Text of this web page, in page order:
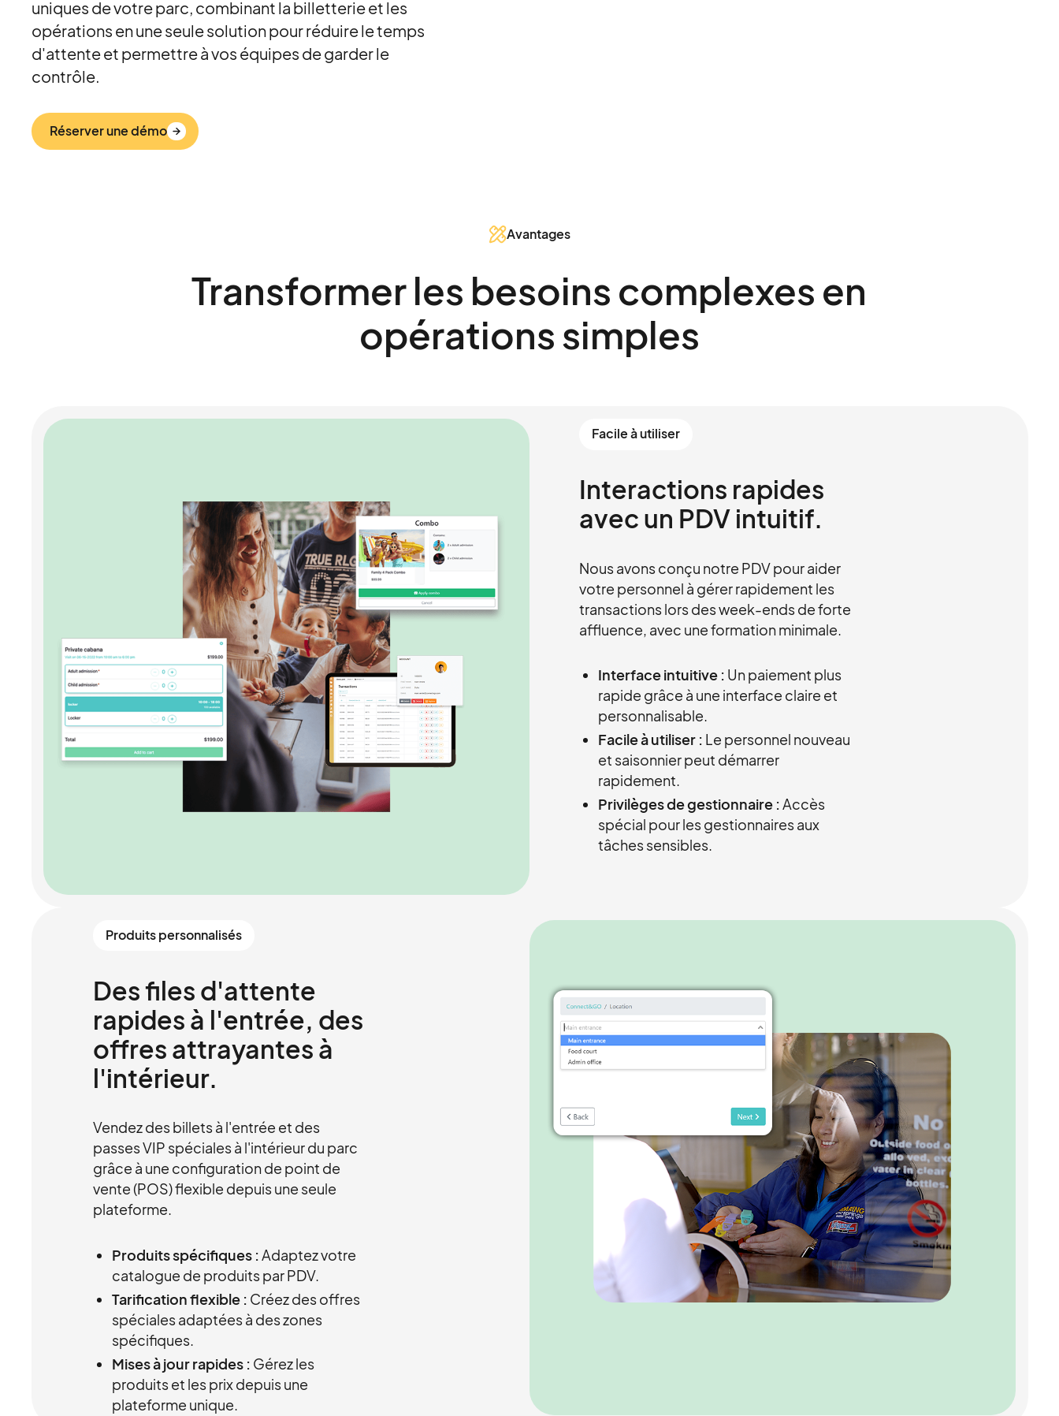
uniques de votre parc, combinant la billetterie et les
opérations en une seule solution pour réduire le temps
d'attente et permettre à vos équipes de garder le
contrôle.
Réserver une démo
Avantages
Transformer les besoins complexes en
opérations simples
Facile à utiliser
Interactions rapides
avec un PDV intuitif.
Nous avons conçu notre PDV pour aider
votre personnel à gérer rapidement les
transactions lors des week-ends de forte
affluence, avec une formation minimale.
Interface intuitive : Un paiement plus
rapide grâce à une interface claire et
personnalisable.
Facile à utiliser : Le personnel nouveau
et saisonnier peut démarrer
rapidement.
Privilèges de gestionnaire :Accès
spécial pour les gestionnaires aux
tâches sensibles.
Produits personnalisés
Des files d'attente
rapides à l'entrée, des
offres attrayantes à
l'intérieur.
Vendez des billets à l'entrée et des
passes VIP spéciales à l'intérieur du parc
grâce à une configuration de point de
vente (POS) flexible depuis une seule
plateforme.
Produits spécifiques :Adaptez votre
catalogue de produits par PDV.
Tarification flexible : Créez des offres
spéciales adaptées à des zones
spécifiques.
Mises à jour rapides : Gérez les
produits et les prix depuis une
plateforme unique.